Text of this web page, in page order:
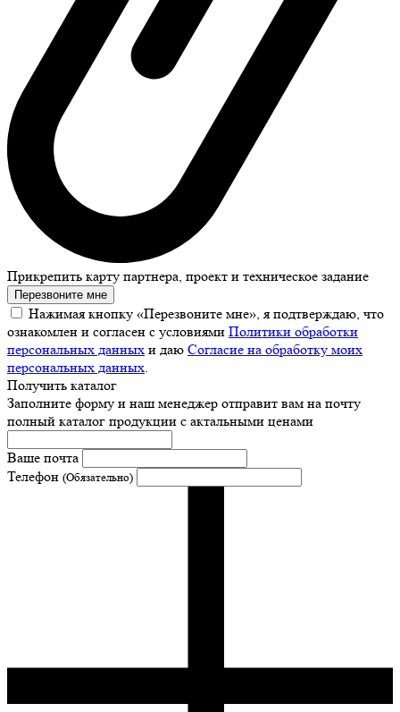
Прикрепить карту партнера, проект и техническое задание
Перезвоните мне
Нажимая кнопку «Перезвоните мне», я подтверждаю, что
ознакомлен и согласен с условиями Политики обработки
персональных данных и даю Согласие на обработку моих
персональных данных
Получить каталог
Заполните форму и наш менеджер отправит вам на почту
полный каталог продукции с актальными ценами
Ваше почта
Телефон (Обязательно)